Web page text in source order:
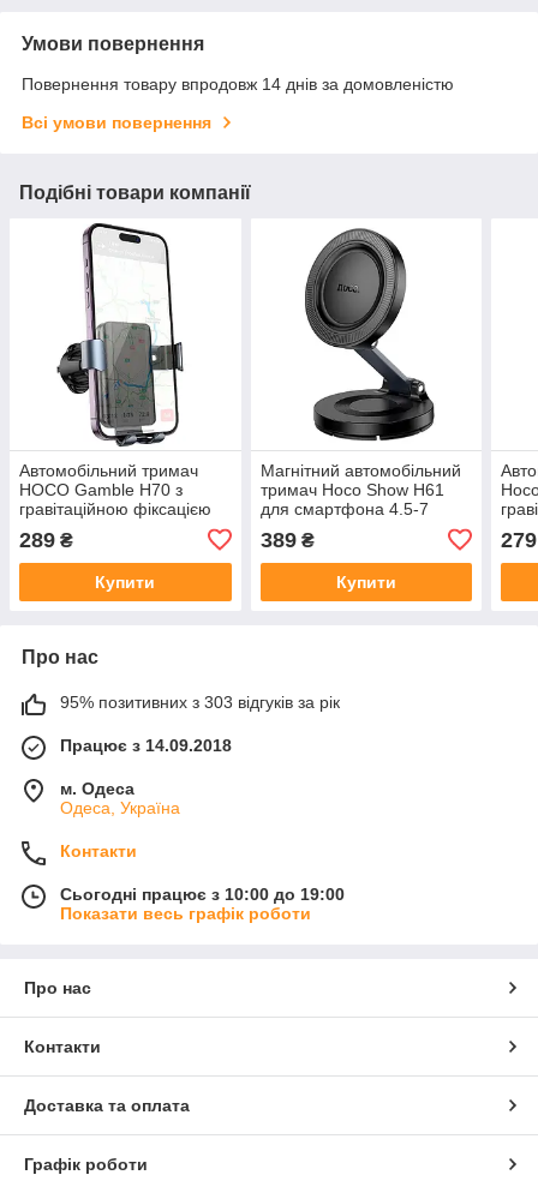
Умови повернення
Повернення товару впродовж 14 днів за домовленістю
Всі умови повернення
Подібні товари компанії
Автомобільний тримач
HOCO Gamble H70 з
гравітаційною фіксацією
для смартфонів 4.5-7" на
решітку
289 ₴
Купити
Магнітний автомобільний
тримач Hoco Show H61
для смартфона 4.5-7
389₴
Купити
279
Про нас
95% позитивних з 303 відгуків за рік
Працює з 14.09.2018
м. Одеса
Одеса, Україна
Контакти
Сьогодні працює з 10:00 до 19:00
Показати весь графік роботи
Про нас
Контакти
Доставка та оплата
Графік роботи